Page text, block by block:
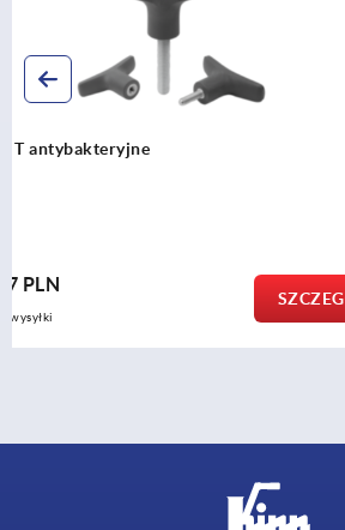
Uchwyty T z możliwością wykrywania
od
plus koszty wysyłki